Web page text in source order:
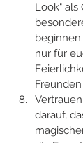
Look" als
nur für
darauf,